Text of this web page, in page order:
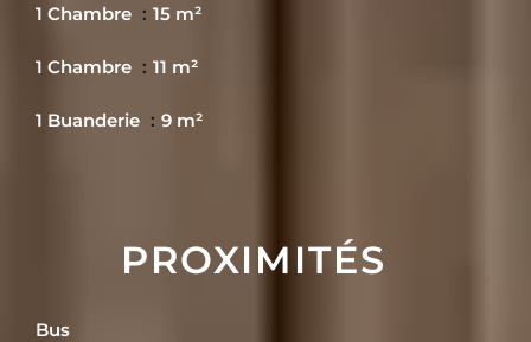
1 Chambre 15 m²
1 Chambre 11 m²
1 Buanderie 9 m²
PROXIMITÉS
Bus